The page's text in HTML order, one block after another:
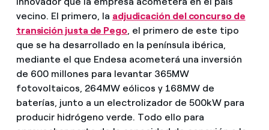
vecino. El primero, la adjudicación del concurso de
transición justa de Pego, el primero de este tipo
que se ha desarrollado en la península ibérica,
mediante el que Endesa acometerá una inversión
de 600 millones para levantar 365MW
fotovoltaicos, 264MW eólicos y 168MW de
baterías, junto a un electrolizador de 500kW para
producir hidrógeno verde. Todo ello para